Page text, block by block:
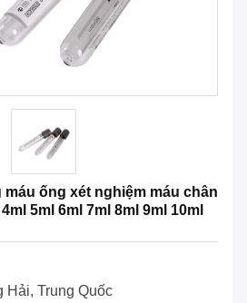
ống xét nghiệm máu chân
5ml 6ml 7ml 8ml 9ml 10ml
Hải, Trung Quốc